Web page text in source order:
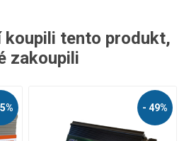
tento produkt,
zakoupili
- 49%